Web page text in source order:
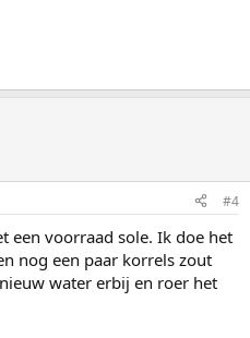
#4
een voorraad sole. Ik doe het
nog een paar korrels zout
water erbij en roer het